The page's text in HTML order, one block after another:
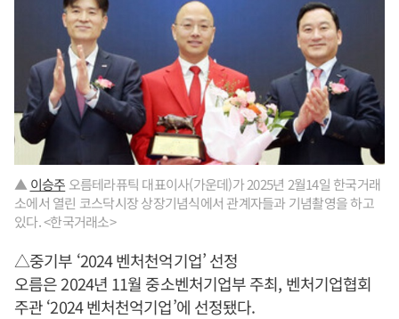
▲ 이승주 오름테라퓨틱 대표이사(가운데)가 2025년 2월14일 한국거래
소에서 열린 코스닥시장 상장기념식에서 관계자들과 기념촬영을 하고
있다. <한국거래소>
△중기부 ‘2024 벤처천억기업’ 선정
오름은 2024년 11월 중소벤처기업부 주최, 벤처기업협회
주관 ‘2024 벤처천억기업’에 선정됐다.